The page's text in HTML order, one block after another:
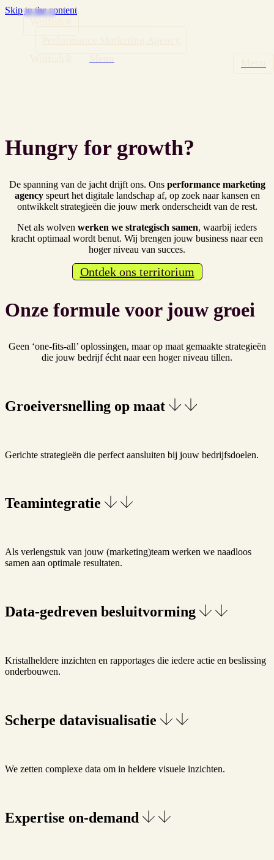
Skip to the content
Hungry for growth?
De spanning van de jacht drijft ons. Ons performance marketing
agencyspeurt het digitale landschap af, op zoek naar kansen en
ontwikkelt strategieën die jouw merk onderscheidt van de rest.
Net als wolven werken we strategisch samen, waarbij ieders
kracht optimaal wordt benut. Wij brengen jouw business naar een
hoger niveau van succes.
Ontdek ons territorium
Onze formule voor jouw groei
Geen ‘one-fits-all’ oplossingen, maar op maat gemaakte strategieën
die jouw bedrijf écht naar een hoger niveau tillen.
Groeiversnelling op maat
Gerichte strategieën die perfect aansluiten bij jouw bedrijfsdoelen.
Teamintegratie
Als verlengstuk van jouw (marketing)team werken we naadloos
samen aan optimale resultaten.
Data-gedreven besluitvorming
Kristalheldere inzichten en rapportages die iedere actie en beslissing
onderbouwen.
Scherpe datavisualisatie
We zetten complexe data om in heldere visuele inzichten.
Expertise on-demand